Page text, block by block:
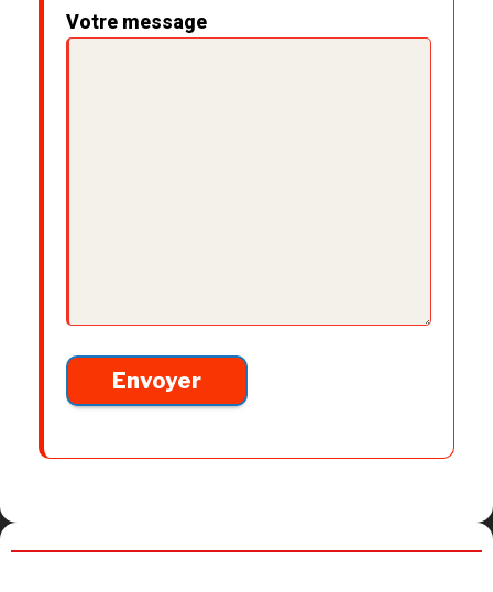
Votre message